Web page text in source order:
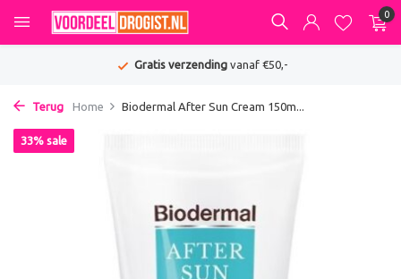
0
Gratis verzendingvanaf €50,-
Terug Home Biodermal After Sun Cream 150m...
33% sale